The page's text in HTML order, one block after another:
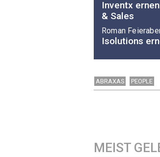
Inventx
& Sales
Roman
Isolutions
ABRAXAS PEOPLE
MEIST